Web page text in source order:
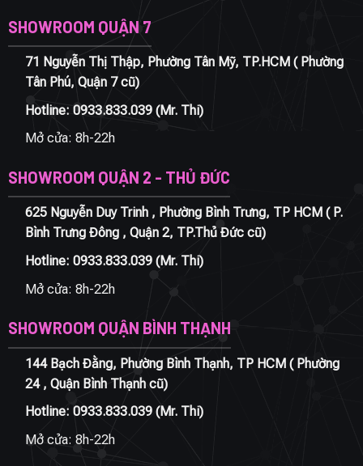
SHOWROOM QUẬN 7
71 Nguyễn Thị Thập, Phường Tân Mỹ, TP.HCM ( Phường
Tân Phú, Quận 7 cũ)
Hotline: 0933.833.039(Mr. Thi)
Mở cửa: 8h-22h
SHOWROOM QUẬN 2 - THỦ ĐỨC
625 Nguyễn Duy Trinh , Phường Bình Trưng, TP HCM ( P.
Bình Trưng Đông , Quận 2, TP.Thủ Đức cũ)
Hotline: 0933.833.039(Mr. Thi)
Mở cửa: 8h-22h
SHOWROOM QUẬN BÌNH THẠNH
144 Bạch Đằng, Phường Bình Thạnh, TP HCM ( Phường
24 , Quận Bình Thạnh cũ)
Hotline: 0933.833.039(Mr. Thi)
Mở cửa: 8h-22h